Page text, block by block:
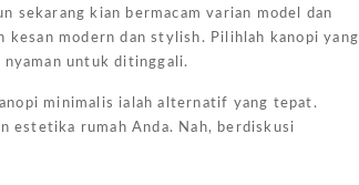
sekarang kian bermacam varian model dan
modern dan stylish. Pilihlah kanopi yang
nyaman untuk ditinggali.
minimalis ialah alternatif yang tepat.
estetika rumah Anda. Nah, berdiskusi